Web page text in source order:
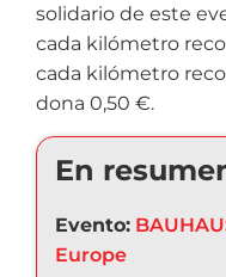
solidario de este
cada kilómetro
cada kilómetro
dona 0,50 €.
En
Evento:
Europe